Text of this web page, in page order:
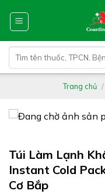
kiếm:
Trang chủ /
Túi Làm Lạnh
Instant Cold
Cơ Bắp